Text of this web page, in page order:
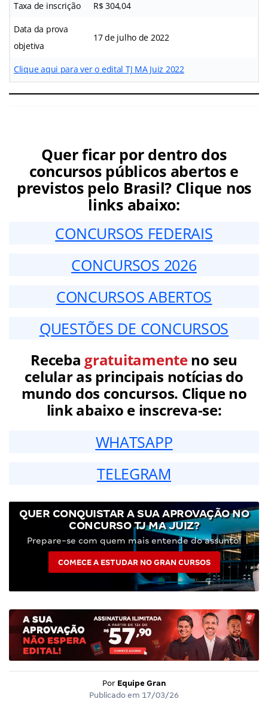
Taxa de inscrição R$ 304,04
Data da prova
objetiva
17 de julho de 2022
Clique aqui para ver o edital TJ MA Juiz 2022
Quer ficar por dentro dos
concursos públicos abertos e
previstos pelo Brasil? Clique nos
links abaixo:
CONCURSOS FEDERAIS
CONCURSOS 2026
CONCURSOS ABERTOS
QUESTÕES DE CONCURSOS
Receba gratuitamenteno seu
celular as principais notícias do
mundo dos concursos. Clique no
link abaixo e inscreva-se:
WHATSAPP
TELEGRAM
QUER CONQUISTAR A SUA APROVAÇÃO NO
CONCURSO TJ MA JUIZ?
Prepare-se com quem mais entende do assunto!
COMECE A ESTUDAR NO GRAN CURSOS
Por Equipe Gran
Publicado em 17/03/26